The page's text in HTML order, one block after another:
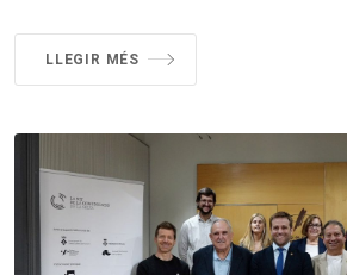
LLEGIR MÉS